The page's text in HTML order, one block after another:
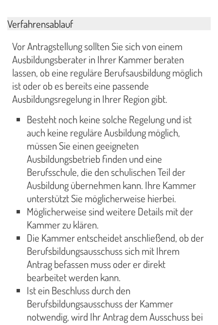
Verfahrensablauf
Vor Antragstellung sollten Sie sich von einem
Ausbildungsberater in Ihrer Kammer beraten
lassen, ob eine reguläre Berufsausbildung möglich
ist oder ob es bereits eine passende
Ausbildungsregelung in Ihrer Region gibt.
Besteht noch keine solche Regelung und ist
auch keine reguläre Ausbildung möglich,
müssen Sie einen geeigneten
Ausbildungsbetrieb finden und eine
Berufsschule, die den schulischen Teil der
Ausbildung übernehmen kann. Ihre Kammer
unterstützt Sie möglicherweise hierbei.
Möglicherweise sind weitere Details mit der
Kammer zu klären.
Die Kammer entscheidet anschließend, ob der
Berufsbildungsausschuss sich mit Ihrem
Antrag befassen muss oder er direkt
bearbeitet werden kann.
Ist ein Beschluss durch den
Berufsbildungsausschuss der Kammer
notwendig, wird Ihr Antrag dem Ausschuss bei